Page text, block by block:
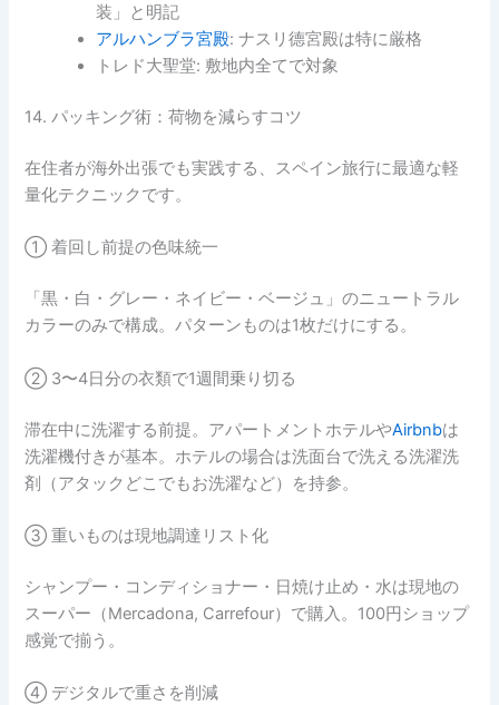
装」と明記
アルハンブラ宮殿: ナスリ德宮殿は特に厳格
トレド大聖堂: 敷地内全てで対象
14. パッキング術：荷物を減らすコツ
在住者が海外出張でも実践する、スペイン旅行に最適な軽
量化テクニックです。
① 着回し前提の色味統一
「黒・白・グレー・ネイビー・ベージュ」のニュートラル
カラーのみで構成。パターンものは1枚だけにする。
② 3〜4日分の衣類で1週間乗り切る
滞在中に洗濯する前提。アパートメントホテルやAirbnbは
洗濯機付きが基本。ホテルの場合は洗面台で洗える洗濯洗
剤（アタックどこでもお洗濯など）を持参。
③ 重いものは現地調達リスト化
シャンプー・コンディショナー・日焼け止め・水は現地の
スーパー（Mercadona, Carrefour）で購入。100円ショップ
感覚で揃う。
④ デジタルで重さを削減